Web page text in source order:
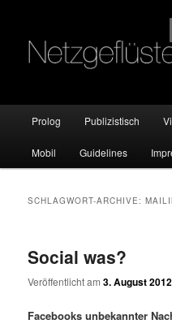
Netzgeflüster
Zum
Inhalt
Zum
sekundären
Prolog Publizistisch
Mobil Guidelines
SCHLAGWORT-ARCHIVE:
Social was?
Veröffentlicht am3. August 2012
Facebooks unbekannter